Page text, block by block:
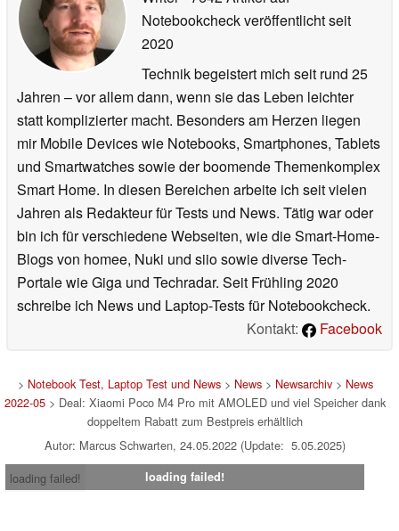
Notebookcheck veröffentlichtseit
2020
Technik begeistert mich seit rund 25
Jahren – vor allem dann, wenn sie das Leben leichter
statt komplizierter macht. Besonders am Herzen liegen
mir Mobile Devices wie Notebooks, Smartphones, Tablets
und Smartwatches sowie der boomende Themenkomplex
Smart Home. In diesen Bereichen arbeite ich seit vielen
Jahren als Redakteur für Tests und News. Tätig war oder
bin ich für verschiedene Webseiten, wie die Smart-Home-
Blogs von homee, Nuki und siio sowie diverse Tech-
Portale wie Giga und Techradar. Seit Frühling 2020
schreibe ich News und Laptop-Tests für Notebookcheck.
Kontakt:
Facebook
> Notebook Test, Laptop Test und News> News> Newsarchiv> News
2022-05 > Deal: Xiaomi Poco M4 Pro mit AMOLED und viel Speicher dank
doppeltem Rabatt zum Bestpreis erhältlich
Autor: Marcus Schwarten, 24.05.2022 (Update: 5.05.2025)
loading failed!
loading failed!